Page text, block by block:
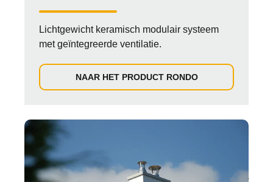
Lichtgewicht keramisch modulair systeem
met geïntegreerde ventilatie.
NAAR HET PRODUCT RONDO